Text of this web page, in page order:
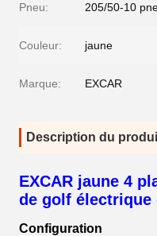
Pneu: 205/50-10
Couleur: jaune
Marque: EXCAR
Description du
EXCAR jaune 4
de golf électrique
Configuration